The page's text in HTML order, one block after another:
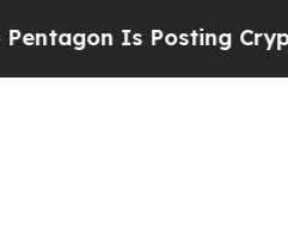
Is Posting Cryptic